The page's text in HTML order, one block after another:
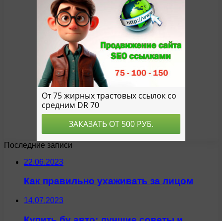
Последние записи
22.06.2023
Как правильно ухаживать за лицом
14.07.2023